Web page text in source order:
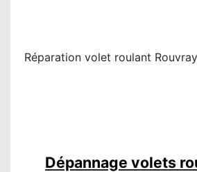
Réparation volet roulant
Dépannage volets